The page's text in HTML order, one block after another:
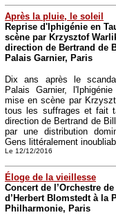
Après la pluie, le soleil
Reprise d'Iphigénie en
scène par Krzysztof
direction de Bertrand de
Palais Garnier, Paris
Dix ans après le
Palais Garnier,
mise en scène par
tous les suffrages et fait
direction de Bertrand de
par une distribution
Gens littéralement
Le 12/12/2016
Éloge de la vieillesse
Concert de l’Orchestre
d’Herbert Blomstedt à la
Philharmonie, Paris